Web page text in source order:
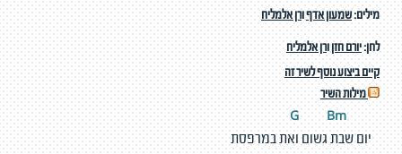
מילים:שמעון אדףורן אלמליח
לחן:יורם חזןורן אלמליח
קיים ביצוע נוסף לשיר זה
מילות השיר
Bm
יום שבת גשום ואת במרפסת